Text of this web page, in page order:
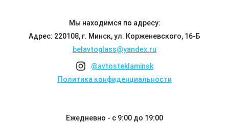
Мы находимся по адресу:
Адрес: 220108, г. Минск, ул. Корженевского, 16-Б
belavtoglass@yandex.ru
@avtosteklaminsk
Политика конфиденциальности
Ежедневно - с 9:00 до 19:00